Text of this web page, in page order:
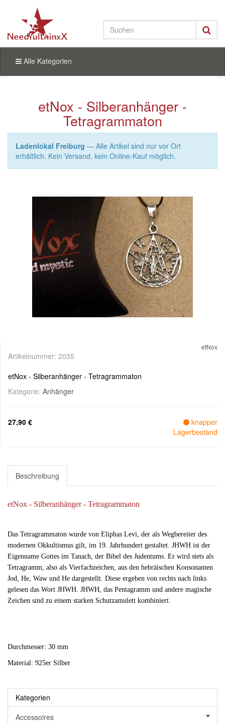
Alle Kategorien
etNox - Silberanhänger -
Tetragrammaton
Ladenlokal Freiburg — Alle Artikel sind nur vor Ort
erhältlich. Kein Versand, kein Online-Kauf möglich.
etNox
Artikelnummer: 2035
etNox - Silberanhänger - Tetragrammaton
Kategorie: Anhänger
27,90 €
knapper
Lagerbestand
Beschreibung
etNox - Silberanhänger - Tetragrammaton
Das Tetragrammaton wurde von Eliphas Levi, der als Wegbereiter des
modernen Okkultismus gilt, im 19. Jahrhundert gestaltet. JHWH ist der
Eigenname Gottes im Tanach, der Bibel des Judentums. Er wird stets als
Tetragramm, also als Vierfachzeichen, aus den hebräischen Konsonanten
Jod, He, Waw und He dargestellt. Diese ergeben von rechts nach links
gelesen das Wort JHWH. JHWH, das Pentagramm und andere magische
Zeichen sind zu einem starken Schutzamulett kombiniert.
Durchmesser: 30 mm
Material: 925er Silber
Kategorien
Accessoires